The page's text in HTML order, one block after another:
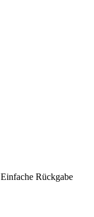
Einfache Rückgabe